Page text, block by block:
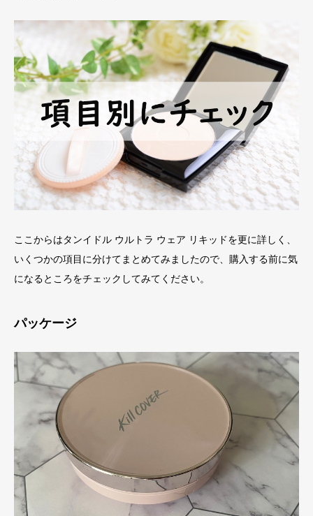
ここからはタンイドル ウルトラ ウェア リキッドを更に詳しく、
いくつかの項目に分けてまとめてみましたので、購入する前に気
になるところをチェックしてみてください。
パッケージ